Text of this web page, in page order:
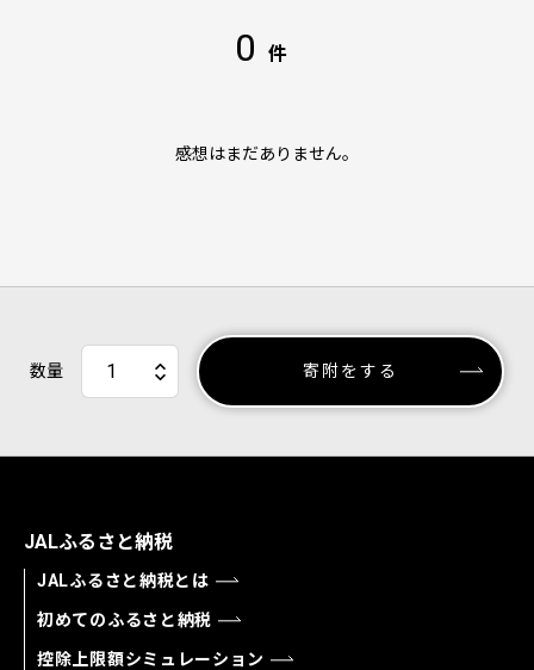
0 件
感想はまだありません。
数量 寄附をする
JALふるさと納税
JALふるさと納税とは
初めてのふるさと納税
控除上限額シミュレーション